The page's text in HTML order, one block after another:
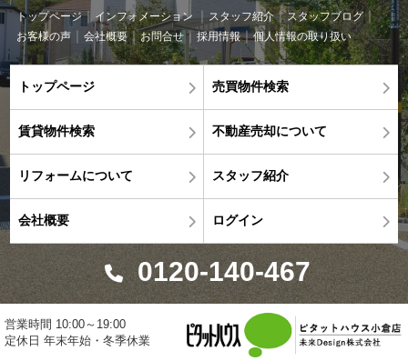
トップページ インフォメーション スタッフ紹介
スタッフブログ
お客様の声
会社概要 お問合せ 採用情報 個人情報の取り扱い
トップページ 売買物件検索
賃貸物件検索 不動産売却について
リフォームについて スタッフ紹介
会社概要 ログイン
0120-140-467
営業時間 10:00～19:00
定休日 年末年始・冬季休業